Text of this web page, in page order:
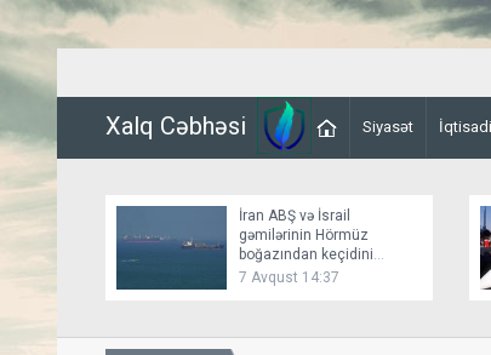
Xalq Cəbhəsi Siyasət
İran ABŞ və İsrail
gəmilərinin Hörmüz
boğazından keçidini
bağlayır
7 Avqust 14:37